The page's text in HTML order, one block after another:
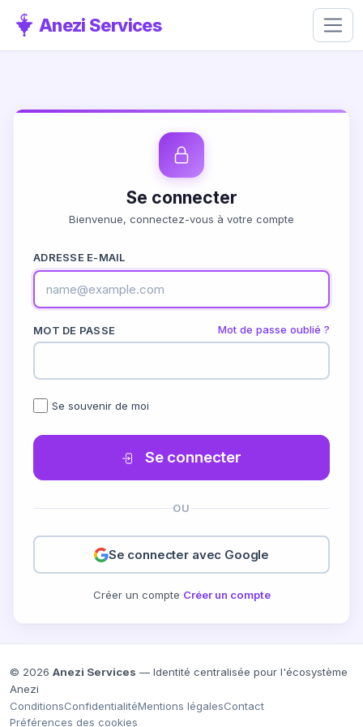
Anezi Services
Se connecter
Bienvenue, connectez-vous à votre compte
ADRESSE E-MAIL
MOT DE PASSE Mot de passe oublié ?
Se souvenir de moi
Se connecter
OU
Se connecter avec Google
Créer un compte Créer un compte
© 2026 Anezi Services — Identité centralisée pour l'écosystème
Anezi
ConditionsConfidentialitéMentions légalesContact
Préférences des cookies